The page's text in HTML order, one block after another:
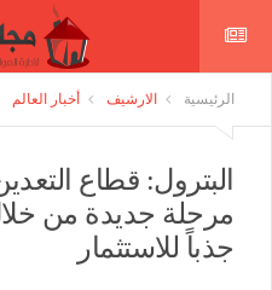
الرئيسية الارشيف أخبار العالم
البترول: قطاع
مرحلة جديدة من
جذباً للاستثمار